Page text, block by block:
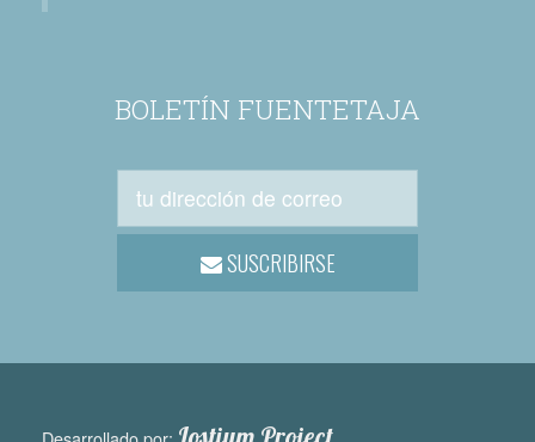
BOLETÍN FUENTETAJA
SUSCRIBIRSE
Lostium Project